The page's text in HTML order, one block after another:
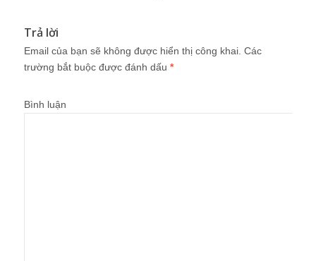
Trả lời
Email của bạn sẽ không được hiển thị công khai. Các
trường bắt buộc được đánh dấu *
Bình luận